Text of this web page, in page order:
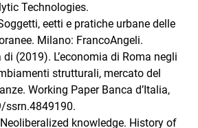
Technologies.
eetti e pratiche urbane delle
Milano: FrancoAngeli.
di (2019). L’economia di Roma negli
strutturali, mercato del
Working Paper Banca d’Italia,
ssrn.4849190.
knowledge. History of